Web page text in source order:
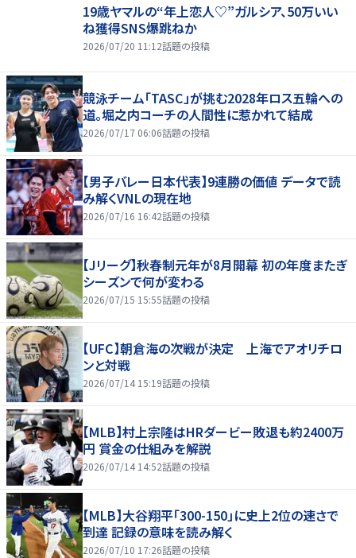
19歳ヤマルの“年上恋人♡”ガルシア、50万いい
ね獲得SNS爆跳ねか
2026/07/20 11:12話題の投稿
競泳チーム「TASC」が挑む2028年ロス五輪への
道。堀之内コーチの人間性に惹かれて結成
2026/07/17 06:06話題の投稿
【男子バレー日本代表】9連勝の価値 データで読
み解くVNLの現在地
2026/07/16 16:42話題の投稿
【Jリーグ】秋春制元年が8月開幕 初の年度またぎ
シーズンで何が変わる
2026/07/15 15:55話題の投稿
【UFC】朝倉海の次戦が決定 上海でアオリチロ
ンと対戦
2026/07/14 15:19話題の投稿
【MLB】村上宗隆はHRダービー敗退も約2400万
円 賞金の仕組みを解説
2026/07/14 14:52話題の投稿
【MLB】大谷翔平「300-150」に史上2位の速さで
到達 記録の意味を読み解く
2026/07/10 17:26話題の投稿